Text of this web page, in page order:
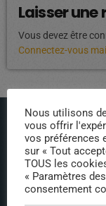
Laisser une
Vous devez être
Connectez-vous
ÉPISODES
Nous utilisons
vous offrir
vos préférences
sur « Tout
TOUS les
« Paramètres
consentement